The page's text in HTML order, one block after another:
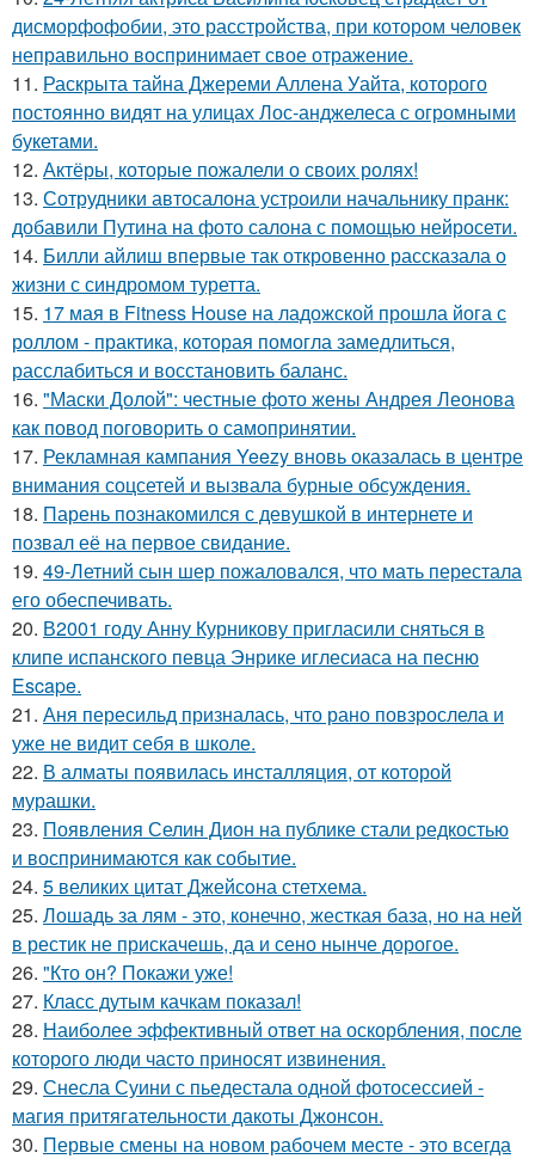
дисморфофобии, это расстройства, при котором человек
неправильно воспринимает свое отражение.
11. Раскрыта тайна Джереми Аллена Уайта, которого
постоянно видят на улицах Лос-анджелеса с огромными
букетами.
12. Актёры, которые пожалели о своих ролях!
13. Сотрудники автосалона устроили начальнику пранк:
добавили Путина на фото салона с помощью нейросети.
14. Билли айлиш впервые так откровенно рассказала о
жизни с синдромом туретта.
15. 17 мая в Fitness House на ладожской прошла йога с
роллом - практика, которая помогла замедлиться,
расслабиться и восстановить баланс.
16. "Маски Долой": честные фото жены Андрея Леонова
как повод поговорить о самопринятии.
17. Рекламная кампания Yeezy вновь оказалась в центре
внимания соцсетей и вызвала бурные обсуждения.
18. Парень познакомился с девушкой в интернете и
позвал её на первое свидание.
19. 49-Летний сын шер пожаловался, что мать перестала
его обеспечивать.
20. В2001 году Анну Курникову пригласили сняться в
клипе испанского певца Энрике иглесиаса на песню
Escape.
21. Аня пересильд призналась, что рано повзрослела и
уже не видит себя в школе.
22. В алматы появилась инсталляция, от которой
мурашки.
23. Появления Селин Дион на публике стали редкостью
и воспринимаются как событие.
24. 5 великих цитат Джейсoна стетхема.
25. Лошадь за лям - это, конечно, жесткая база, но на ней
в рестик не прискачешь, да и сено нынче дорогое.
26. "Кто он? Покажи уже!
27. Класс дутым качкам показал!
28. Наиболее эффективный ответ на оскорбления, после
которого люди часто приносят извинения.
29. Снесла Суини с пьедестала одной фотосессией -
магия притягательности дакоты Джонсон.
30. Первые смены на новом рабочем месте - это всегда